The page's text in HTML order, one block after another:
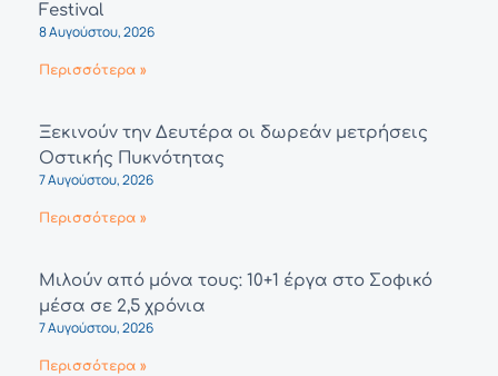
Festival
8 Αυγούστου, 2026
Περισσότερα »
Ξεκινούν την Δευτέρα οι δωρεάν μετρήσεις
Οστικής Πυκνότητας
7 Αυγούστου, 2026
Περισσότερα »
Μιλούν από μόνα τους: 10+1 έργα στο Σοφικό
μέσα σε 2,5 χρόνια
7 Αυγούστου, 2026
Περισσότερα »